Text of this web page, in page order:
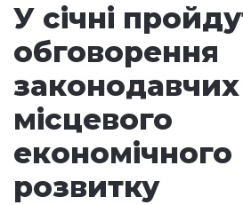
У січні
обговорення
місцевого
економічного
розвитку